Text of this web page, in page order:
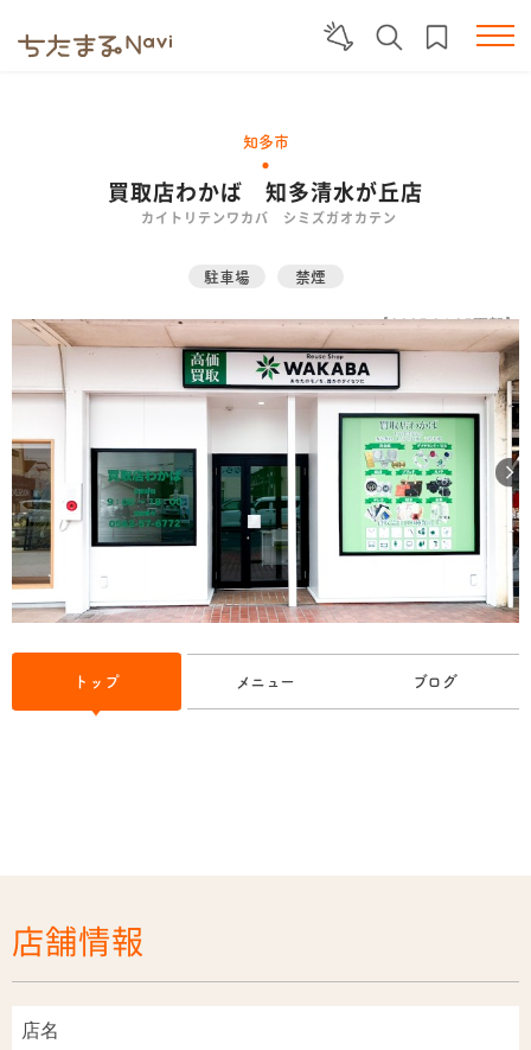
知多市
買取店わかば 知多清水が丘店
カイトリテンワカバ シミズガオカテン
駐車場 禁煙
【2025.04.25更新】
トップ メニュー ブログ
店舗情報
店名